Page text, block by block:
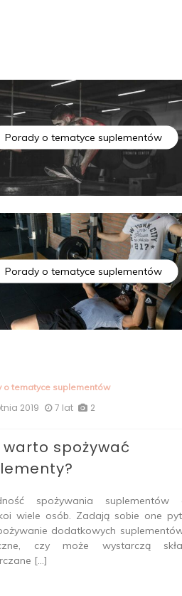
Porady o tematyce suplementów
Porady o tematyce suplementów
o tematyce suplementów
2019 7 lat 2
warto spożywać
spożywania suplementów
wiele osób. Zadają sobie one
dodatkowych
czy może wystarczą
[…]